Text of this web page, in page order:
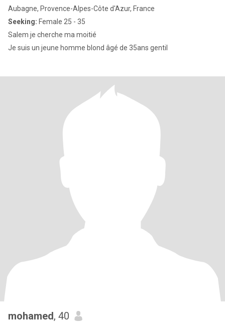
Aubagne, Provence-Alpes-Côte d'Azur, France
Seeking: Female 25 - 35
Salem je cherche ma moitié
Je suis un jeune homme blond âgé de 35ans gentil
mohamed, 40